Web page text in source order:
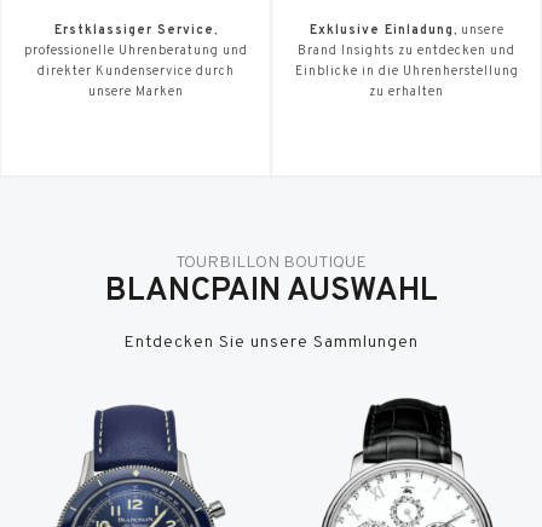
Erstklassiger Service,
professionelle Uhrenberatung und
direkter Kundenservice durch
unsere Marken
Exklusive Einladung, unsere
Brand Insights zu entdecken und
Einblicke in die Uhrenherstellung
zu erhalten
TOURBILLON BOUTIQUE
BLANCPAIN AUSWAHL
Entdecken Sie unsere Sammlungen